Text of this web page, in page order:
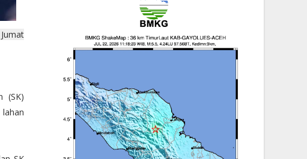
(SK)